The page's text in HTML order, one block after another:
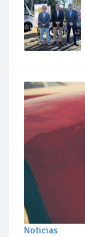
Noticias